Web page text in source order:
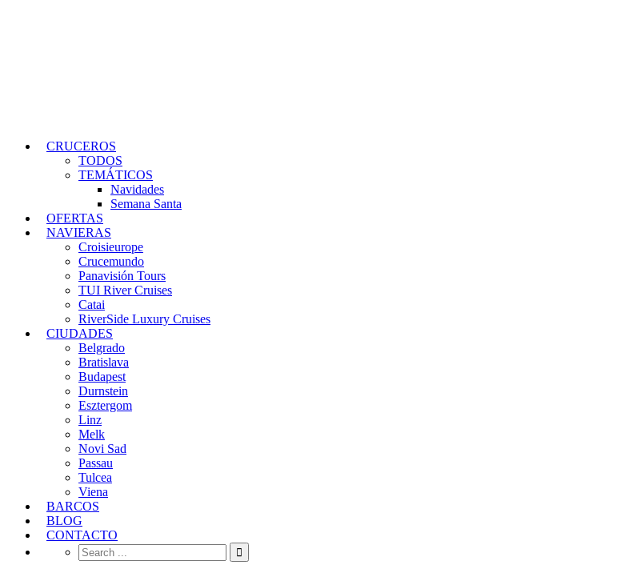
CRUCEROS
TODOS
TEMÁTICOS
Navidades
Semana Santa
OFERTAS
NAVIERAS
Croisieurope
Crucemundo
Panavisión Tours
TUI River Cruises
Catai
RiverSide Luxury Cruises
CIUDADES
Belgrado
Bratislava
Budapest
Durnstein
Esztergom
Linz
Melk
Novi Sad
Passau
Tulcea
Viena
BARCOS
BLOG
CONTACTO